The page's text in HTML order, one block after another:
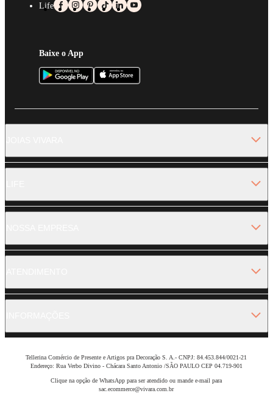
Life
Baixe o App
Tellerina Comércio de Presente e Artigos pra Decoração S. A.- CNPJ: 84.453.844/0021-21
Endereço: Rua Verbo Divino - Chácara Santo Antonio /SÃO PAULO CEP 04.719-901
Clique na opção de WhatsApp para ser atendido ou mande e-mail para
sac.ecommerce@vivara.com.br